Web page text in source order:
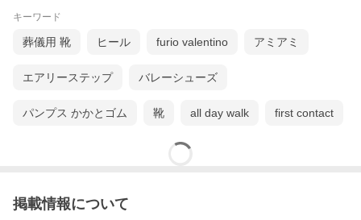
キーワード
葬儀用 靴 ヒール furio valentino アミアミ
エアリーステップ バレーシューズ
パンプス かかとゴム 靴 all day walk first contact
掲載情報について